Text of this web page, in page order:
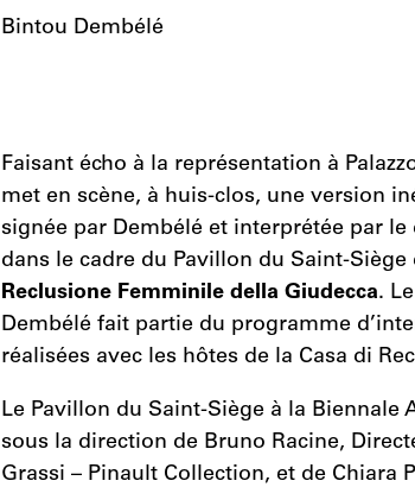
Bintou Dembélé
Faisant écho à la représentation à
met en scène, à huis-clos, une version
signée par Dembélé et interprétée par
dans le cadre du Pavillon du Saint-
Reclusione Femminile della Giudecca.
Dembélé fait partie du programme
réalisées avec les hôtes de la Casa di
Le Pavillon du Saint-Siège à la Biennale
sous la direction de Bruno Racine,
Grassi – Pinault Collection, et de Chiara